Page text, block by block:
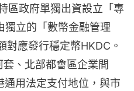
區政府單獨出資設立「專
獨立的「數幣金融管理
對應發行穩定幣HKDC。
、北部都會區企業間
用法定支付地位，與市